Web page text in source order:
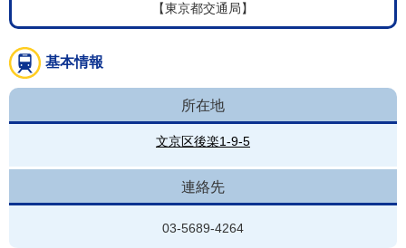
【東京都交通局】
基本情報
所在地
文京区後楽1-9-5
連絡先
03-5689-4264